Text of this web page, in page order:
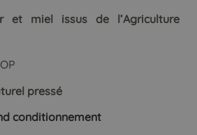
et miel issus de l’Agriculture
pressé
conditionnement